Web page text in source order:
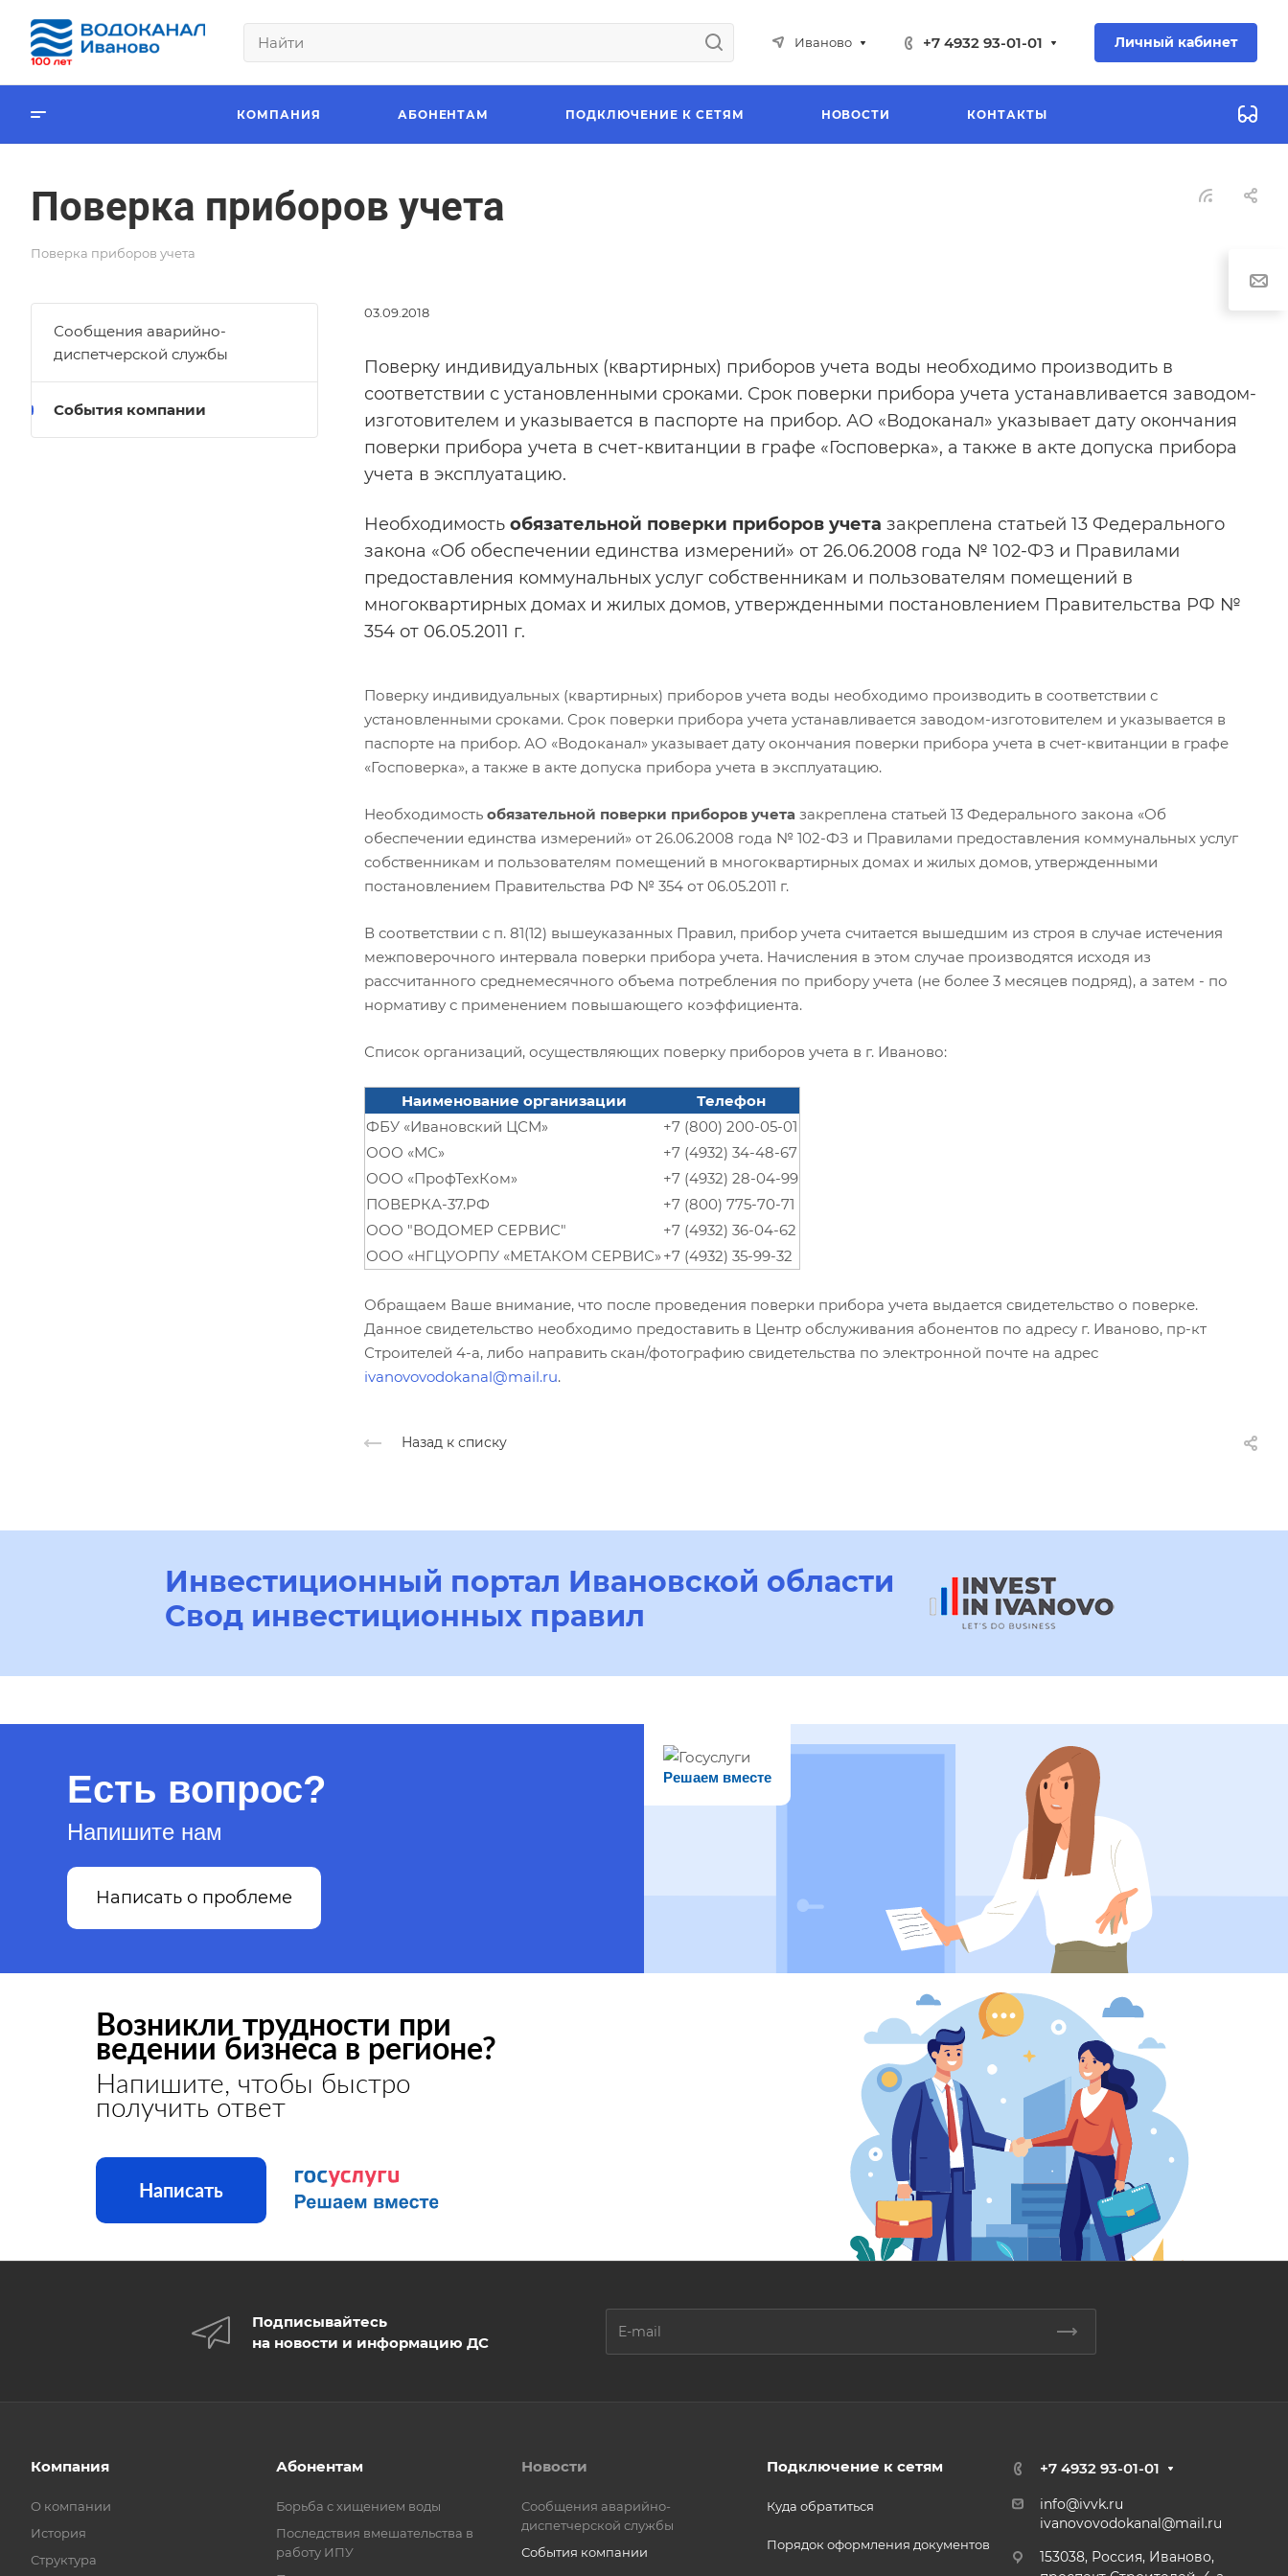
Иваново +7 4932 93-01-01 Личный кабинет
КОМПАНИЯ АБОНЕНТАМ ПОДКЛЮЧЕНИЕ К СЕТЯМ НОВОСТИ КОНТАКТЫ
Поверка приборов учета
Поверка приборов учета
03.09.2018
Поверку индивидуальных (квартирных) приборов учета воды необходимо производить в
соответствии с установленными сроками. Срок поверки прибора учета устанавливается заводом-
изготовителем и указывается в паспорте на прибор. АО «Водоканал» указывает дату окончания
поверки прибора учета в счет-квитанции в графе «Госповерка», а также в акте допуска прибора
учета в эксплуатацию.
Необходимость обязательной поверки приборов учета закреплена статьей 13 Федерального
закона «Об обеспечении единства измерений» от 26.06.2008 года № 102-ФЗ и Правилами
предоставления коммунальных услуг собственникам и пользователям помещений в
многоквартирных домах и жилых домов, утвержденными постановлением Правительства РФ №
354 от 06.05.2011 г.
Поверку индивидуальных (квартирных) приборов учета воды необходимо производить в соответствии с
установленными сроками. Срок поверки прибора учета устанавливается заводом-изготовителем и указывается в
паспорте на прибор. АО «Водоканал» указывает дату окончания поверки прибора учета в счет-квитанции в графе
«Госповерка», а также в акте допуска прибора учета в эксплуатацию.
Необходимость обязательной поверки приборов учета закреплена статьей 13 Федерального закона «Об
обеспечении единства измерений» от 26.06.2008 года № 102-ФЗ и Правилами предоставления коммунальных услуг
собственникам и пользователям помещений в многоквартирных домах и жилых домов, утвержденными
постановлением Правительства РФ № 354 от 06.05.2011 г.
В соответствии с п. 81(12) вышеуказанных Правил, прибор учета считается вышедшим из строя в случае истечения
межповерочного интервала поверки прибора учета. Начисления в этом случае производятся исходя из
рассчитанного среднемесячного объема потребления по прибору учета (не более 3 месяцев подряд), а затем - по
нормативу с применением повышающего коэффициента.
Список организаций, осуществляющих поверку приборов учета в г. Иваново:
Наименование организации
Телефон
ФБУ «Ивановский ЦСМ»
+7 (800) 200-05-01
ООО «МС»
+7 (4932) 34-48-67
ООО «ПрофТехКом»
+7 (4932) 28-04-99
ПОВЕРКА-37.РФ
+7 (800) 775-70-71
ООО "ВОДОМЕР СЕРВИС"
+7 (4932) 36-04-62
ООО «НГЦУОРПУ «МЕТАКОМ СЕРВИС» +7 (4932) 35-99-32
Обращаем Ваше внимание, что после проведения поверки прибора учета выдается свидетельство о поверке.
Данное свидетельство необходимо предоставить в Центр обслуживания абонентов по адресу г. Иваново, пр-кт
Строителей 4-а, либо направить скан/фотографию свидетельства по электронной почте на адрес
ivanovovodokanal@mail.ru.
Назад к списку
Сообщения аварийно-
диспетчерской службы
События компании
Инвестиционный портал Ивановской области
Свод инвестиционных правил
Есть вопрос?
Напишите нам
Написать о проблеме
Решаем вместе
Возникли трудности при
ведении бизнеса в регионе?
Напишите, чтобы быстро
получить ответ
Написать
Подписывайтесь
на новости и информацию ДС
Компания
О компании
История
Структура
Абонентам
Борьба с хищением воды
Последствия вмешательства в
работу ИПУ
Новости
Сообщения аварийно-
диспетчерской службы
События компании
Подключение к сетям
Куда обратиться
Порядок оформления документов
+7 4932 93-01-01
info@ivvk.ru
ivanovovodokanal@mail.ru
153038, Россия, Иваново,